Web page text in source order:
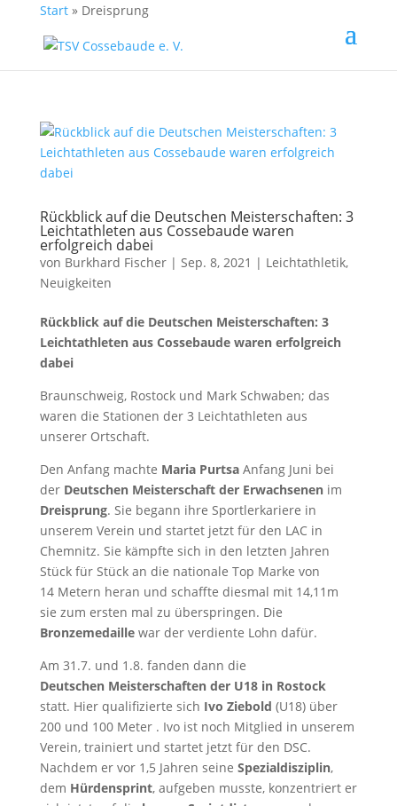
Start» Dreisprung
Rückblick auf die Deutschen Meisterschaften: 3
Leichtathleten aus Cossebaude waren
erfolgreich dabei
von Burkhard Fischer| Sep. 8, 2021 | Leichtathletik,
Neuigkeiten
Rückblick auf die Deutschen Meisterschaften: 3
Leichtathleten aus Cossebaude waren erfolgreich
dabei
Braunschweig, Rostock und Mark Schwaben; das
waren die Stationen der 3 Leichtathleten aus
unserer Ortschaft.
Den Anfang machte Maria PurtsaAnfang Juni bei
der Deutschen Meisterschaft der Erwachsenenim
Dreisprung. Sie begann ihre Sportlerkariere in
unserem Verein und startet jetzt für den LAC in
Chemnitz. Sie kämpfte sich in den letzten Jahren
Stück für Stück an die nationale Top Marke von
14 Metern heran und schaffte diesmal mit 14,11m
sie zum ersten mal zu überspringen. Die
Bronzemedaillewar der verdiente Lohn dafür.
Am 31.7. und 1.8. fanden dann die
Deutschen Meisterschaften der U18 in Rostock
statt. Hier qualifizierte sich Ivo Ziebold (U18) über
200 und 100 Meter . Ivo ist noch Mitglied in unserem
Verein, trainiert und startet jetzt für den DSC.
Nachdem er vor 1,5 Jahren seine Spezialdisziplin,
dem Hürdensprint, aufgeben musste, konzentriert er